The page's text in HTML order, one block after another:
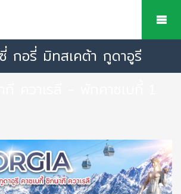
กอรี่ มิทสเคต้า กูดาอูรี